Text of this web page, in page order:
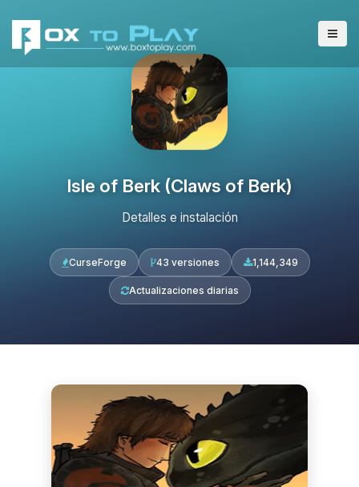
Isle of Berk (Claws of Berk)
Detalles e instalación
CurseForge 43 versiones 1,144,349
Actualizaciones diarias